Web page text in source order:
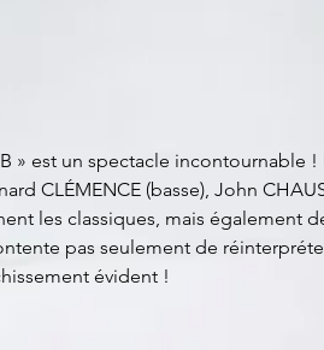
» est un spectacle incontournable
CLÉMENCE (basse), John
les classiques, mais également
pas seulement de
évident !